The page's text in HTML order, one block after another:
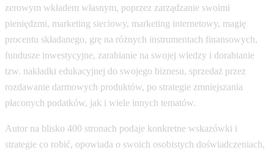
zerowym wkładem własnym, poprzez zarządzanie swoimi
pieniędzmi, marketing sieciowy, marketing internetowy, magię
procentu składanego, grę na różnych instrumentach finansowych,
fundusze inwestycyjne, zarabianie na swojej wiedzy i dorabianie
tzw. nakładki edukacyjnej do swojego biznesu, sprzedaż przez
rozdawanie darmowych produktów, po strategie zmniejszania
płaconych podatków, jak i wiele innych tematów.
Autor na blisko 400 stronach podaje konkretne wskazówki i
strategie co robić, opowiada o swoich osobistych doświadczeniach,